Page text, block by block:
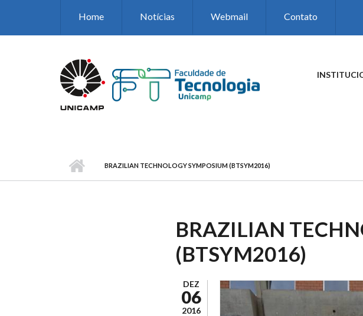
Home Notícias Webmail Contato
BRAZILIAN TECHNOLOGY SYMPOSIUM (BTSYM2016)
BRAZILIAN
(BTSYM2016)
DEZ
06
2016